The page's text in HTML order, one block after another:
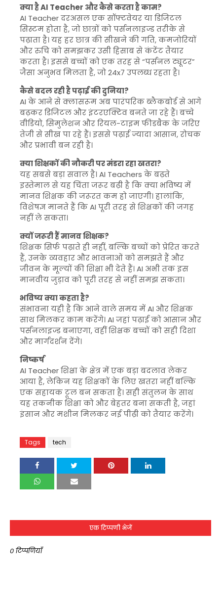
क्या है AI Teacher और कैसे करता है काम?
AI Teacher दरअसल एक सॉफ्टवेयर या डिजिटल
सिस्टम होता है, जो छात्रों को पर्सनलाइज्ड तरीके से
पढ़ाता है। यह हर छात्र की सीखने की गति, कमजोरियों
और रुचि को समझकर उसी हिसाब से कंटेंट तैयार
करता है। इससे बच्चों को एक तरह से “पर्सनल ट्यूटर”
जैसा अनुभव मिलता है, जो 24x7 उपलब्ध रहता है।
कैसे बदल रही है पढ़ाई की दुनिया?
AI के आने से क्लासरूम अब पारंपरिक ब्लैकबोर्ड से आगे
बढ़कर डिजिटल और इंटरएक्टिव बनते जा रहे हैं। बच्चे
वीडियो, सिमुलेशन और रियल-टाइम फीडबैक के जरिए
तेजी से सीख पा रहे हैं। इससे पढ़ाई ज्यादा आसान, रोचक
और प्रभावी बन रही है।
क्या शिक्षकों की नौकरी पर मंडरा रहा खतरा?
यह सबसे बड़ा सवाल है। AI Teachers के बढ़ते
इस्तेमाल से यह चिंता जरूर बढ़ी है कि क्या भविष्य में
मानव शिक्षक की जरूरत कम हो जाएगी। हालांकि,
विशेषज्ञ मानते हैं कि AI पूरी तरह से शिक्षकों की जगह
नहीं ले सकता।
क्यों जरूरी हैं मानव शिक्षक?
शिक्षक सिर्फ पढ़ाते ही नहीं, बल्कि बच्चों को प्रेरित करते
हैं, उनके व्यवहार और भावनाओं को समझते हैं और
जीवन के मूल्यों की शिक्षा भी देते हैं। AI अभी तक इस
मानवीय जुड़ाव को पूरी तरह से नहीं समझ सकता।
भविष्य क्या कहता है?
संभावना यही है कि आने वाले समय में AI और शिक्षक
साथ मिलकर काम करेंगे। AI जहां पढ़ाई को आसान और
पर्सनलाइज्ड बनाएगा, वहीं शिक्षक बच्चों को सही दिशा
और मार्गदर्शन देंगे।
निष्कर्ष
AI Teacher शिक्षा के क्षेत्र में एक बड़ा बदलाव लेकर
आया है, लेकिन यह शिक्षकों के लिए खतरा नहीं बल्कि
एक सहायक टूल बन सकता है। सही संतुलन के साथ
यह तकनीक शिक्षा को और बेहतर बना सकती है, जहां
इंसान और मशीन मिलकर नई पीढ़ी को तैयार करेंगे।
Tags tech
एक टिप्पणी भेजें
0 टिप्पणियाँ